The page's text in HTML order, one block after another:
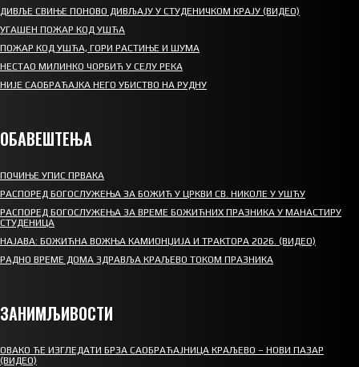
ДИВЉЕ СВИЊЕ ПОНОВО ДИВЉАЈУ У СТУДЕНИЧКОМ КРАЈУ (ВИДЕО)
УГАШЕН ПОЖАР КОД УШЋА
ПОЖАР КОД УШЋА, ГОРИ РАСТИЊЕ И ШУМА
НЕСТАО МИЛИНКО ЧОРБИЋ У СЕЛУ РЕКА
НИЈЕ САОБРАЋАЈКА НЕГО УБИСТВО НА РУДНУ
ОБАВЕШТЕЊА
ПОЧИЊЕ УПИС ПРВАКА
РАСПОРЕД БОГОСЛУЖЕЊА ЗА БОЖИЋ У ЦРКВИ СВ. НИКОЛЕ У УШЋУ
РАСПОРЕД БОГОСЛУЖЕЊА ЗА ВРЕМЕ БОЖИЋНИХ ПРАЗНИКА У МАНАСТИРУ
СТУДЕНИЦА
НАЈАВА: БОЖИЋНА ВОЖЊА КАМИОНЏИЈА И ТРАКТОРА 2026. (ВИДЕО)
РАДНО ВРЕМЕ ДОМА ЗДРАВЉА КРАЉЕВО ТОКОМ ПРАЗНИКА
ЗАНИМЉИВОСТИ
ОВАКО ЋЕ ИЗГЛЕДАТИ БРЗА САОБРАЋАЈНИЦА КРАЉЕВО – НОВИ ПАЗАР
(ВИДЕО)